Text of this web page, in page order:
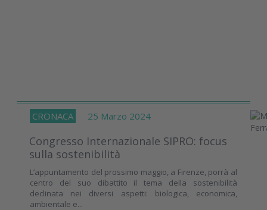
CRONACA 25 Marzo 2024
Congresso Internazionale SIPRO: focus
sulla sostenibilità
L’appuntamento del prossimo maggio, a Firenze, porrà al
centro del suo dibattito il tema della sostenibilità
declinata nei diversi aspetti: biologica, economica,
ambientale e...